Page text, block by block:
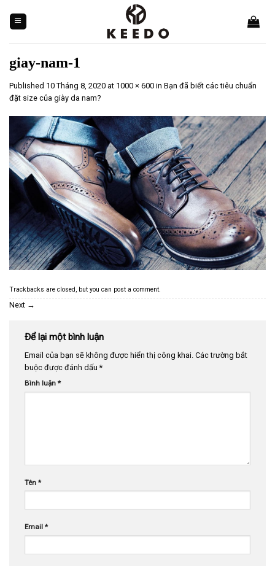
content
giay-nam-1
Published 10 Tháng 8, 2020 at 1000 × 600 in Bạn đã biết các tiêu chuẩn
đặt size của giày da nam?
Trackbacks are closed, but you can post a comment.
Next →
Để lại một bình luận
Email của bạn sẽ không được hiển thị công khai. Các trường bắt
buộc được đánh dấu*
Bình luận *
Tên *
Email *